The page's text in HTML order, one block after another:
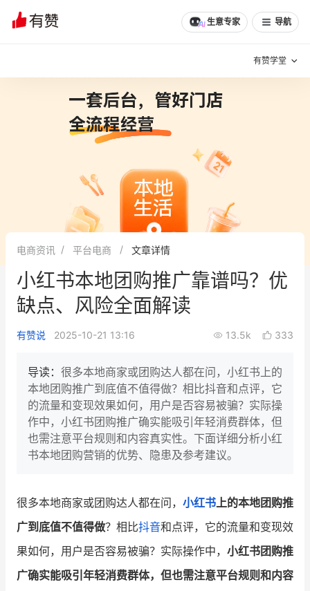
生意专家 导航
有赞学堂
增长方法
有赞专家说
新零售最佳实践
面对面聊增长
新零售大会 新零售茶会
增长产品指南
智库 产品场景库
产品更新动态 帮助中心
品牌消费观
新零售资讯
培训课程
文章 问诊 分享
电商资讯 平台电商 文章详情
小红书本地团购推广靠谱吗？优
缺点、风险全面解读
有赞说 2025-10-21 13:16 13.5k 333
导读： 很多本地商家或团购达人都在问，小红书上的
本地团购推广到底值不值得做？相比抖音和点评，它
的流量和变现效果如何，用户是否容易被骗？实际操
作中，小红书团购推广确实能吸引年轻消费群体，但
也需注意平台规则和内容真实性。下面详细分析小红
书本地团购营销的优势、隐患及参考建议。
很多本地商家或团购达人都在问， 小红书上的本地团购推
广到底值不值得做？相比抖音和点评，它的流量和变现效
果如何，用户是否容易被骗？实际操作中， 小红书团购推
广确实能吸引年轻消费群体，但也需注意平台规则和内容